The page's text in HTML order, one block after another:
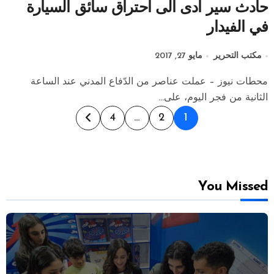
حادث سير أدى الى احتراق سائق السيارة
في الفيدار
مكتب التحرير مايو 27, 2017
محطات نيوز – عملت عناصر من الدّفاع المدني عند الساعة
الثانية من فجر اليوم، على...
Posts
1
2
…
4
You Missed